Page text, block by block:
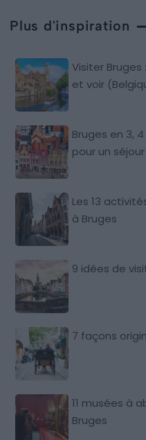
Plus d'inspiration
Visiter
et voir
Bruges en 3,
pour un
Les 13
à Bruges
9 idées de
7 façons
11 musées à
Bruges